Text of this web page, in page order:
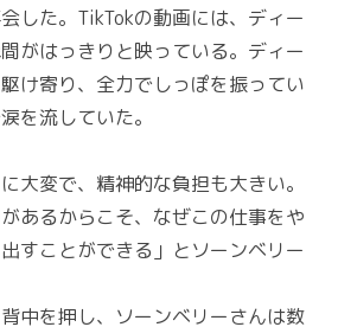
した。TikTokの動画には、ディー
がはっきりと映っている。ディー
け寄り、全力でしっぽを振ってい
を流していた。
大変で、精神的な負担も大きい。
あるからこそ、なぜこの仕事をや
すことができる」とソーンベリー
中を押し、ソーンベリーさんは数